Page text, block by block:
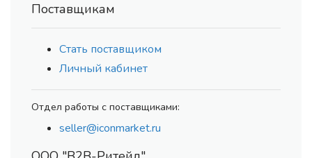
Поставщикам
Стать поставщиком
Личный кабинет
Отдел работы с поставщиками:
seller@iconmarket.ru